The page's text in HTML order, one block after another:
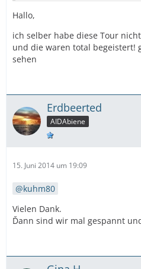
Hallo,
ich selber habe diese Tour
und die waren total begeistert!
sehen
Erdbeerted
AIDAbiene
15. Juni 2014 um 19:09
kuhm80
Vielen Dank.
Ďann sind wir mal gespannt